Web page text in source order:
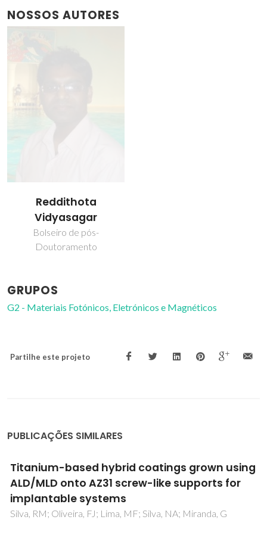
NOSSOS AUTORES
Reddithota
Vidyasagar
Bolseiro de pós-
Doutoramento
GRUPOS
G2 - Materiais Fotónicos, Eletrónicos e Magnéticos
Partilhe este projeto
PUBLICAÇÕES SIMILARES
Experimental and computational
investigations of the photosensitive
Schottky barrier diode property of an
azobenzene based small organic molecule